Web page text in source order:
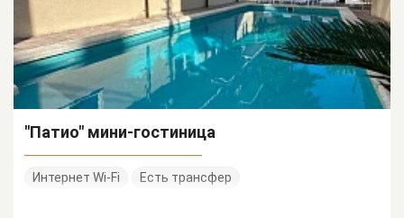
"Патио" мини-гостиница
Интернет Wi-Fi Есть трансфер